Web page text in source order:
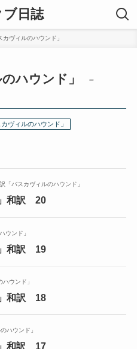
ブ日誌
カヴィルのハウンド」
ハウンド」
–
ヴィルのハウンド」
「バスカヴィルのハウンド」
」和訳 20
ウンド」
」和訳 19
ウンド」
」和訳 18
ハウンド」
」和訳 17